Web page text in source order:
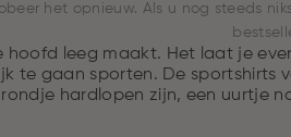
het opnieuw. Als u nog steeds
leeg maakt. Het laat je
te gaan sporten. De
hardlopen zijn, een uurtje